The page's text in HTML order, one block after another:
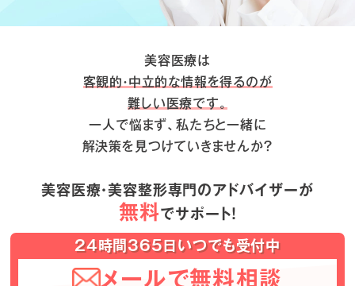
美容医療は
客観的・中立的な情報を得るのが
難しい医療です。
一人で悩まず、私たちと一緒に
解決策を見つけていきませんか？
美容医療・美容整形専門のアドバイザーが
無料でサポート！
24時間365日いつでも受付中
メールで無料相談